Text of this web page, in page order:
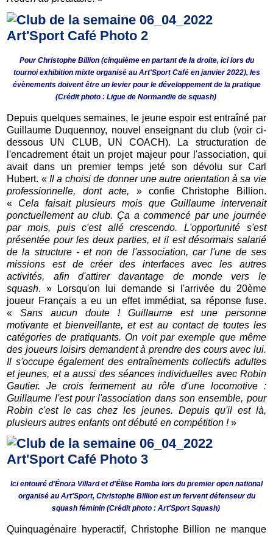
Pour Christophe Billion (cinquième en partant de la droite, ici lors du
tournoi exhibition mixte organisé au Art'Sport Café en janvier 2022), les
évènements doivent être un levier pour le développement de la pratique
(Crédit photo : Ligue de Normandie de squash)
Depuis quelques semaines, le jeune espoir est entraîné par
Guillaume Duquennoy, nouvel enseignant du club (voir ci-
dessous UN CLUB, UN COACH). La structuration de
l'encadrement était un projet majeur pour l'association, qui
avait dans un premier temps jeté son dévolu sur Carl
Hubert. « Il a choisi de donner une autre orientation à sa vie
professionnelle, dont acte, » confie Christophe Billion.
« Cela faisait plusieurs mois que Guillaume intervenait
ponctuellement au club. Ça a commencé par une journée
par mois, puis c'est allé crescendo. L'opportunité s'est
présentée pour les deux parties, et il est désormais salarié
de la structure - et non de l'association, car l'une de ses
missions est de créer des interfaces avec les autres
activités, afin d'attirer davantage de monde vers le
squash. » Lorsqu'on lui demande si l'arrivée du 20ème
joueur Français a eu un effet immédiat, sa réponse fuse.
«Sans aucun doute ! Guillaume est une personne
motivante et bienveillante, et est au contact de toutes les
catégories de pratiquants. On voit par exemple que même
des joueurs loisirs demandent à prendre des cours avec lui.
Il s'occupe également des entraînements collectifs adultes
et jeunes, et a aussi des séances individuelles avec Robin
Gautier. Je crois fermement au rôle d'une locomotive :
Guillaume l'est pour l'association dans son ensemble, pour
Robin c'est le cas chez les jeunes. Depuis qu'il est là,
plusieurs autres enfants ont débuté en compétition !»
Ici entouré d'Énora Villard et d'Élise Romba lors du premier open national
organisé au Art'Sport, Christophe Billion est un fervent défenseur du
squash féminin (Crédit photo : Art'Sport Squash)
Quinquagénaire hyperactif, Christophe Billion ne manque